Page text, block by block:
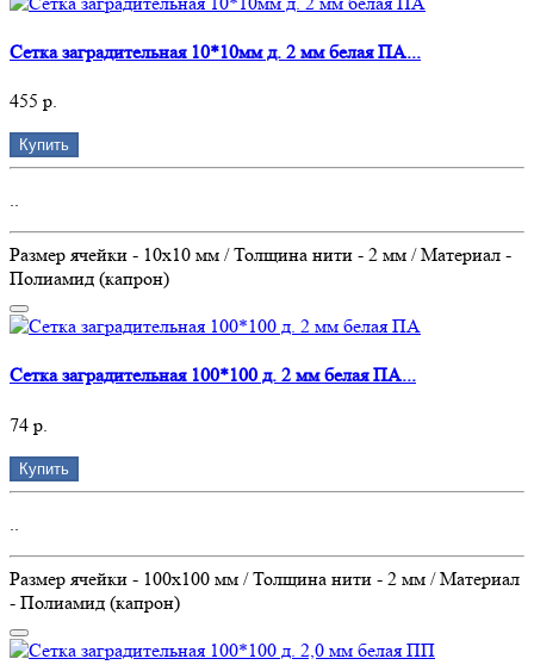
Сетка заградительная 10*10мм д. 2 мм белая ПА...
455 р.
Купить
..
Размер ячейки - 10х10 мм / Толщина нити - 2 мм / Материал -
Полиамид (капрон)
Сетка заградительная 100*100 д. 2 мм белая ПА...
74 р.
Купить
Размер ячейки - 100х100 мм / Толщина нити - 2 мм / Материал
- Полиамид (капрон)